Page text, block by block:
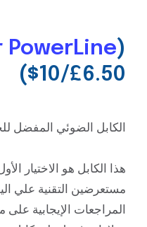
(
PowerLine
($10/£6.50
الكابل الضوئي المفضل
هذا الكابل هو الاختيار
مستعرضين التقنية علي
المراجعات الإيجابية